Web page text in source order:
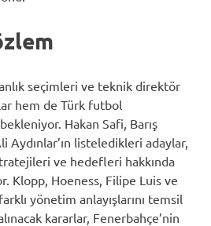
seçimleri ve teknik direktör
hem de Türk futbol
Hakan Safi, Barış
listeledikleri adaylar,
ve hedefleri hakkında
Klopp, Hoeness, Filipe Luis ve
yönetim anlayışlarını temsil
kararlar, Fenerbahçe’nin